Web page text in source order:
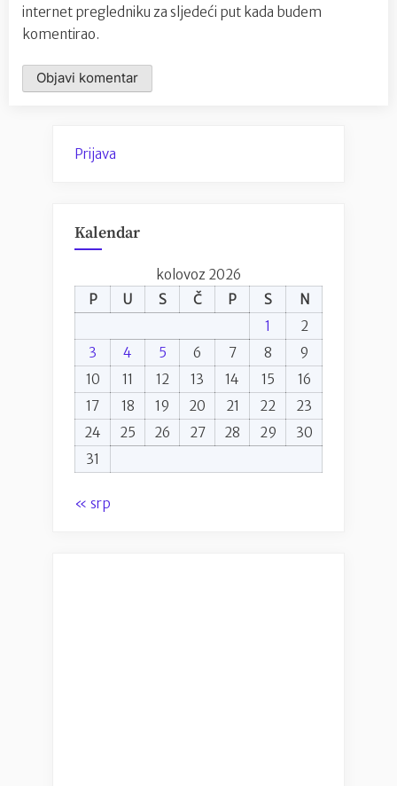
internet pregledniku za sljedeći put kada budem
komentirao.
Prijava
Kalendar
kolovoz 2026
P
U S Č P S
N
1
2
3
4 5 6 7 8
9
10
11 12 13 14 15
16
17
18 19 20 21 22
23
24
25 26 27 28 29
30
31
« srp